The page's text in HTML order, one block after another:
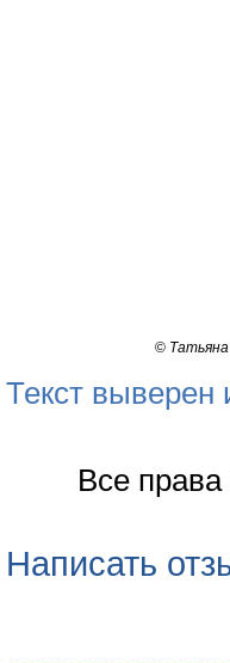
©
Текст выверен
Все
Написать